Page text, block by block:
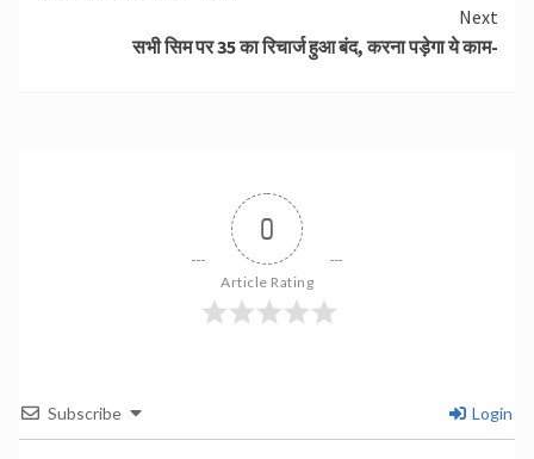
Next
सभी सिम पर 35 का रिचार्ज हुआ बंद, करना पड़ेगा ये काम-
0
Article Rating
Subscribe Login